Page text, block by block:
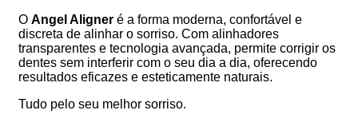
O Angel Aligner é a forma moderna, confortável e
discreta de alinhar o sorriso. Com alinhadores
transparentes e tecnologia avançada, permite corrigir os
dentes sem interferir com o seu dia a dia, oferecendo
resultados eficazes e esteticamente naturais.
Tudo pelo seu melhor sorriso.